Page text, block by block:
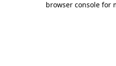
browser console for